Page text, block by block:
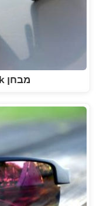
מבחן Rudy Project Fotonyk